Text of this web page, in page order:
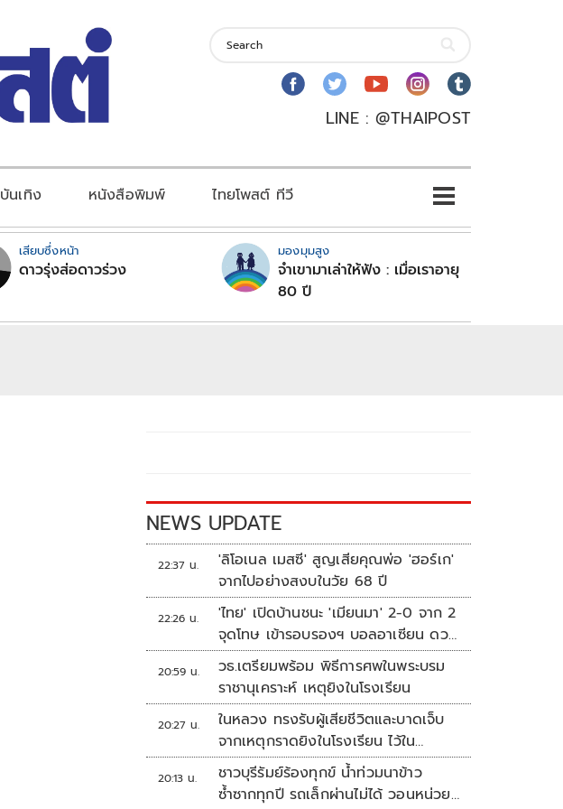
LINE : @THAIPOST
บันเทิง หนังสือพิมพ์ ไทยโพสต์ ทีวี
เสียบซึ่งหน้า
ดาวรุ่งส่อดาวร่วง
มองมุมสูง
จำเขามาเล่าให้ฟัง : เมื่อเราอายุ
80 ปี
NEWS UPDATE
22:37 น.
'ลิโอเนล เมสซี' สูญเสียคุณพ่อ 'ฮอร์เก'
จากไปอย่างสงบในวัย 68 ปี
22:26 น.
'ไทย' เปิดบ้านชนะ 'เมียนมา' 2-0 จาก 2
จุดโทษ เข้ารอบรองฯ บอลอาเซียน ดวล
'สิงคโปร์'
20:59 น.
วธ.เตรียมพร้อม พิธีการศพในพระบรม
ราชานุเคราะห์ เหตุยิงในโรงเรียน
20:27 น.
ในหลวง ทรงรับผู้เสียชีวิตและบาดเจ็บ
จากเหตุกราดยิงในโรงเรียน ไว้ใน
พระบรมราชานุเคราะห์
20:13 น.
ชาวบุรีรัมย์ร้องทุกข์ น้ำท่วมนาข้าว
ซ้ำซากทุกปี รถเล็กผ่านไม่ได้ วอนหน่วย